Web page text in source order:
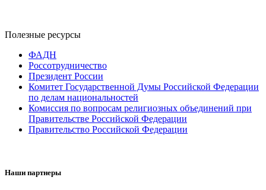
Полезные ресурсы
ФАДН
Россотрудничество
Президент России
Комитет Государственной Думы Российской Федерации
по делам национальностей
Комиссия по вопросам религиозных объединений при
Правительстве Российской Федерации
Правительство Российской Федерации
Наши партнеры